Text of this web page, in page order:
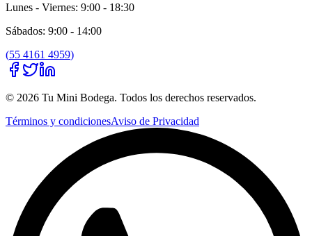
Lunes - Viernes: 9:00 - 18:30
Sábados: 9:00 - 14:00
(55 4161 4959)
© 2026 Tu Mini Bodega. Todos los derechos reservados.
Términos y condicionesAviso de Privacidad